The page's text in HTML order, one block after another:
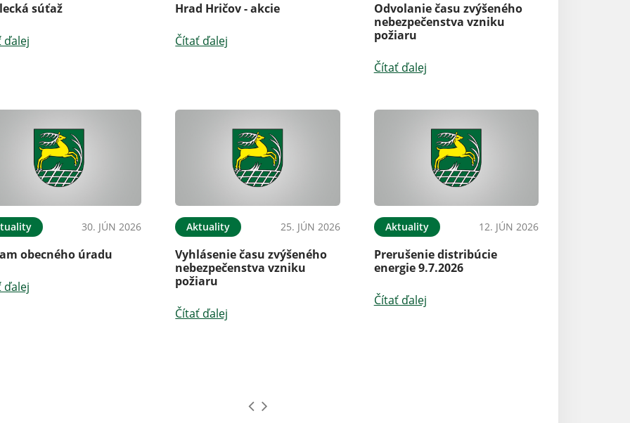
súťaž
ďalej
Hrad Hričov - akcie
Čítať ďalej
Odvolanie času zvýšeného
nebezpečenstva vzniku
požiaru
Čítať ďalej
30. JÚN 2026
obecného úradu
ďalej
Aktuality 25. JÚN 2026
Vyhlásenie času zvýšeného
nebezpečenstva vzniku
požiaru
Čítať ďalej
Aktuality 12. JÚN 2026
Prerušenie distribúcie
energie 9.7.2026
Čítať ďalej